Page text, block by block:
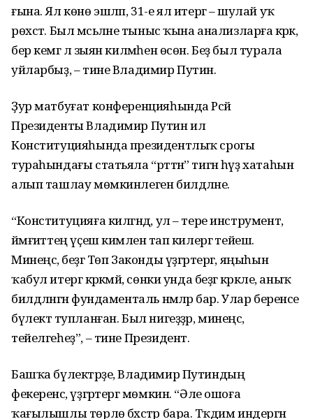
ғына. Ял көнө эшләп, 31-е ял итергә – шулай уҡ
рөхсәт. Был мәсьәләне тыныс ҡына анализларға кәрәк,
бер кемгә лә зыян килмәһен өсөн. Беҙ был турала
уйларбыҙ, – тине Владимир Путин.
Ҙур матбуғат конференцияһында Рәсәй
Президенты Владимир Путин ил
Конституцияһында президентлыҡ срогы
тураһындағы статьяла “рәттән” тигән һүҙ хатаһын
алып ташлау мөмкинлеген билдәләне.
“Конституцияға килгәндә, ул – тере инструмент,
йәмғиәттең үҫеш кимәленә тап килергә тейеш.
Минеңсә, беҙгә Төп Законды үҙгәртергә, яңыһын
ҡабул итергә кәрәкмәй, сөнки унда беҙгә кәрәкле, аныҡ
билдәләнгән фундаменталь нәмәләр бар. Улар беренсе
бүлектә тупланған. Был нигеҙҙәр, минеңсә,
тейелгеһеҙ”, – тине Президент.
Башҡа бүлектәрҙе, Владимир Путиндың
фекеренсә, үҙгәртергә мөмкин. “Әле ошоға
ҡағылышлы төрлө бәхәстәр бара. Тәҡдим индергән